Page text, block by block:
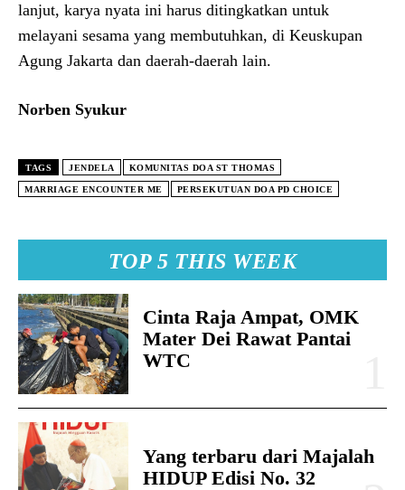
TOP 5 THIS WEEK
Cinta Raja Ampat, OMK
Mater Dei Rawat Pantai
WTC
Yang terbaru dari Majalah
HIDUP Edisi No. 32
lanjut, karya nyata ini harus ditingkatkan untuk
melayani sesama yang membutuhkan, di Keuskupan
Agung Jakarta dan daerah-daerah lain.
Norben Syukur
TAGS JENDELA KOMUNITAS DOA ST THOMAS
MARRIAGE ENCOUNTER ME PERSEKUTUAN DOA PD CHOICE